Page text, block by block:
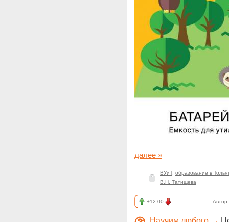
далее »
ВУиТ, образование в
В.Н. Татищева
+12.00